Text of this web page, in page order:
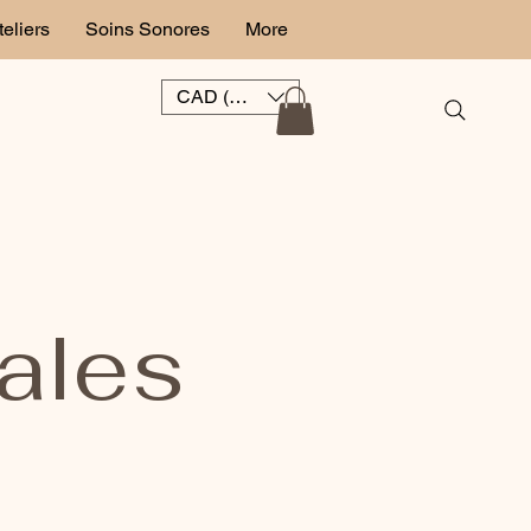
Soins Sonores More
CAD (C$)